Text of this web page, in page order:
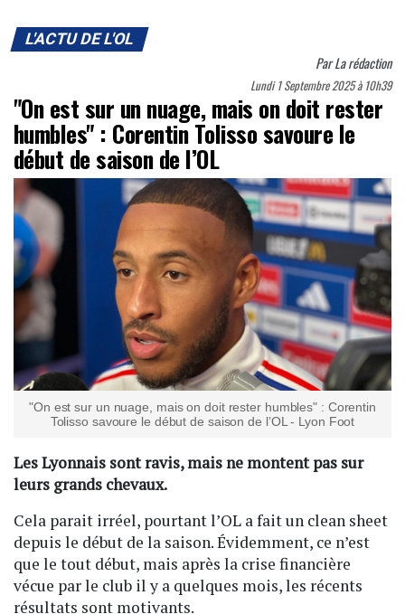
L'ACTU DE L'OL
ParLa rédaction
Lundi 1 Septembre 2025 à 10h39
"On est sur un nuage, mais on doit rester
humbles" : Corentin Tolisso savoure le
début de saison de l’OL
"On est sur un nuage, mais on doit rester humbles" : Corentin
Tolisso savoure le début de saison de l’OL - Lyon Foot
Les Lyonnais sont ravis, mais ne montent pas sur
leurs grands chevaux.
Cela parait irréel, pourtant l’OL a fait un clean sheet
depuis le début de la saison. Évidemment, ce n’est
que le tout début, mais après la crise financière
vécue par le club il y a quelques mois, les récents
résultats sont motivants.